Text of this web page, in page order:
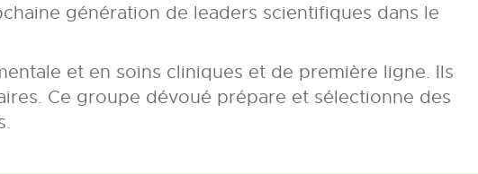
génération de leaders scientifiques dans le
et en soins cliniques et de première ligne. Ils
Ce groupe dévoué prépare et sélectionne des